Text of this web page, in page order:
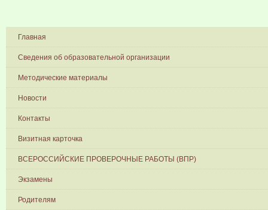
Главная
Сведения об образовательной организации
Методические материалы
Новости
Контакты
Визитная карточка
ВСЕРОССИЙСКИЕ ПРОВЕРОЧНЫЕ РАБОТЫ (ВПР)
Экзамены
Родителям